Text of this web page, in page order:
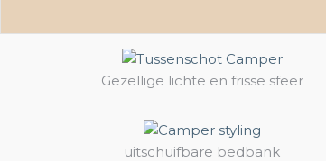
Gezellige lichte en frisse sfeer
uitschuifbare bedbank